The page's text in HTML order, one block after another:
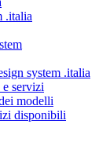
.italia
system .italia
servizi
modelli
disponibili